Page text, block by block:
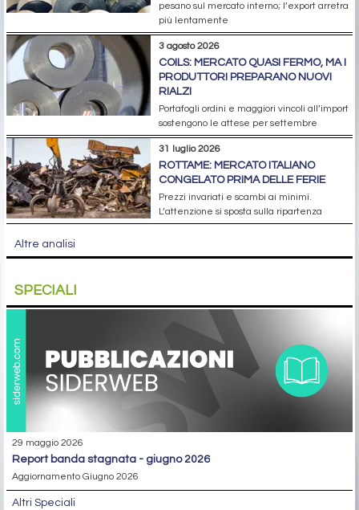
pesano sul mercato interno; l’export arretra
più lentamente
3 agosto 2026
COILS: MERCATO QUASI FERMO, MA I
PRODUTTORI PREPARANO NUOVI
RIALZI
Portafogli ordini e maggiori vincoli all’import
sostengono le attese per settembre
31 luglio 2026
ROTTAME: MERCATO ITALIANO
CONGELATO PRIMA DELLE FERIE
Prezzi invariati e scambi ai minimi.
L’attenzione si sposta sulla ripartenza
Altre analisi
SPECIALI
29 maggio 2026
report banda stagnata - giugno 2026
Aggiornamento Giugno 2026
Altri Speciali